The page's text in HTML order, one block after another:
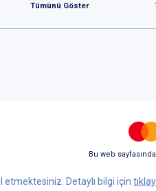
etmektesiniz. Detaylı bilgi için
Tümünü Göster
Bu web